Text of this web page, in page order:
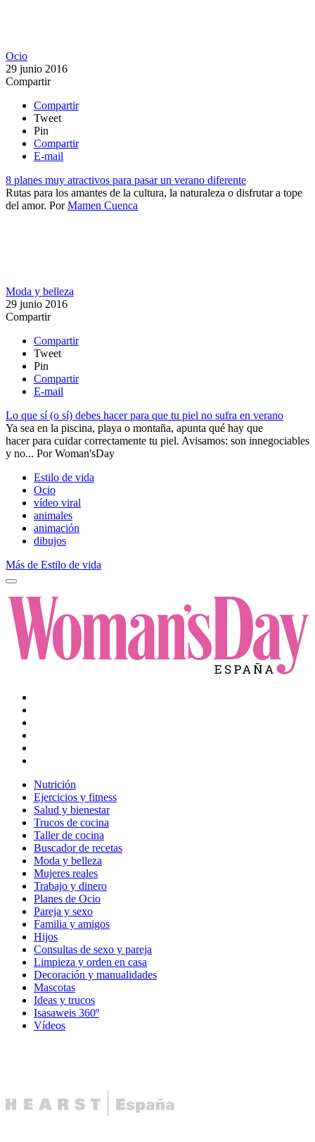
Ocio
29 junio 2016
Compartir
Compartir
Tweet
Pin
Compartir
E-mail
8 planes muy atractivos para pasar un verano diferente
Rutas para los amantes de la cultura, la naturaleza o disfrutar a tope
del amor. PorMamen Cuenca
Moda y belleza
29 junio 2016
Compartir
Compartir
Tweet
Pin
Compartir
E-mail
Lo que sí (o sí) debes hacer para que tu piel no sufra en verano
Ya sea en la piscina, playa o montaña, apunta qué hay que
hacer para cuidar correctamente tu piel.​ Avisamos: son innegociables
y no... PorWoman'sDay
Estilo de vida
Ocio
vídeo viral
animales
animación
dibujos
Más de Estilo de vida
Nutrición
Ejercicios y fitness
Salud y bienestar
Trucos de cocina
Taller de cocina
Buscador de recetas
Moda y belleza
Mujeres reales
Trabajo y dinero
Planes de Ocio
Pareja y sexo
Familia y amigos
Hijos
Consultas de sexo y pareja
Limpieza y orden en casa
Decoración y manualidades
Mascotas
Ideas y trucos
Isasaweis 360º
Vídeos